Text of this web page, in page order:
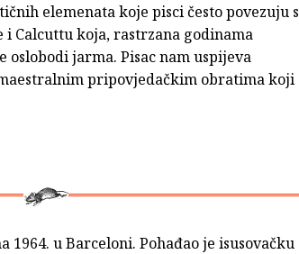
elemenata koje pisci često povezuju s
Calcuttu koja, rastrzana godinama
jarma. Pisac nam uspijeva
pripovjedačkim obratima koji
1964. u Barceloni. Pohađao je isusovačku